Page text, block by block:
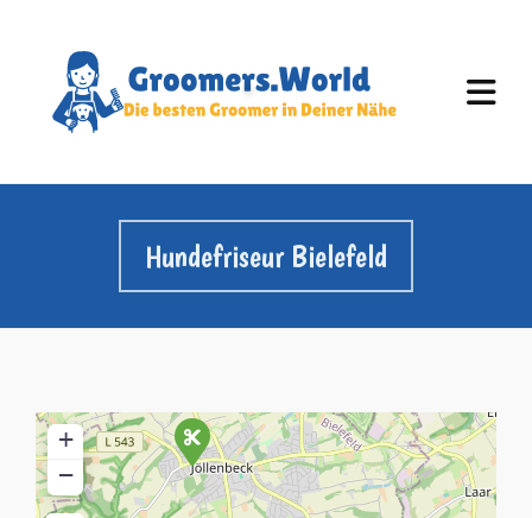
Hundefriseur Bielefeld
+
−